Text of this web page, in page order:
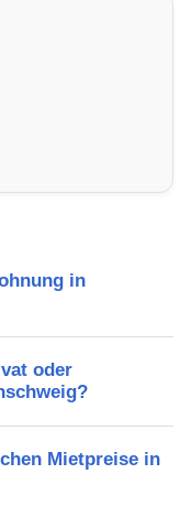
Braunschweig:
Schulen,
in
oder
Mietpreise in